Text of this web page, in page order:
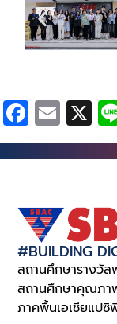
X
#BUILDING
สถานศึกษารางวัล
สถานศึกษาคุณภา
ภาคพื้นเอเชียแปซิ